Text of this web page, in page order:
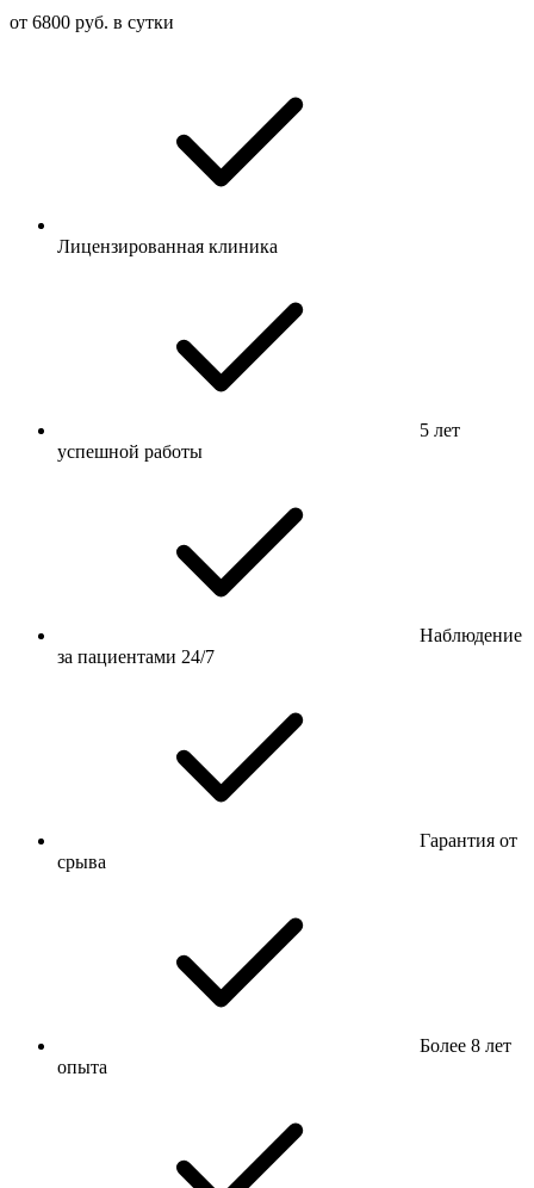
от 6800 руб. в сутки
Лицензированная клиника
5 лет
успешной работы
Наблюдение
за пациентами 24/7
Гарантия от
срыва
Более 8 лет
опыта